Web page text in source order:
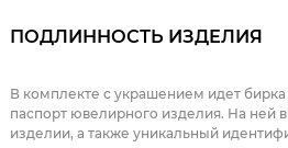
ПОДЛИННОСТЬ ИЗДЕЛИЯ
В комплекте с украшением идет
паспорт ювелирного изделия. На
изделии, а также уникальный